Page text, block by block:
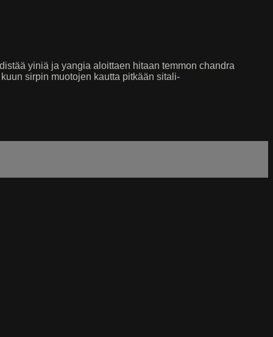
yiniä ja yangia aloittaen hitaan temmon chandra
sirpin muotojen kautta pitkään sitali-